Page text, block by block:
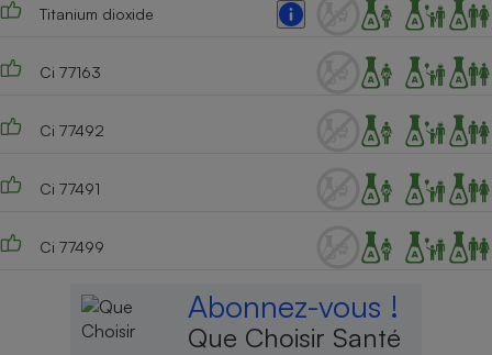
Titanium dioxide
Ci 77163
Ci 77492
Ci 77491
Ci 77499
Abonnez-vous !
Que Choisir Santé